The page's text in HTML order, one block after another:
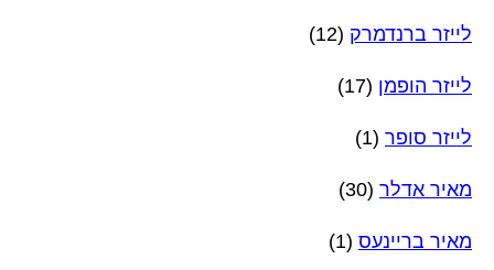
לייזר ברנדמרק (12)
לייזר הופמן (17)
לייזר סופר (1)
מאיר אדלר (30)
מאיר בריינעס (1)